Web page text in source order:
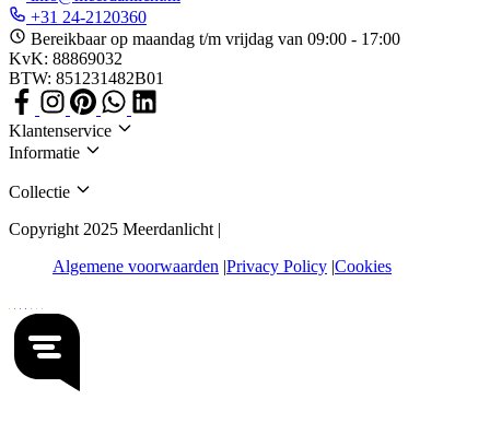
+31 24-2120360
Bereikbaar op maandag t/m vrijdag van 09:00 - 17:00
KvK: 88869032
BTW: 851231482B01
Klantenservice
Informatie
Collectie
Copyright 2025 Meerdanlicht |
Algemene voorwaarden Privacy Policy Cookies